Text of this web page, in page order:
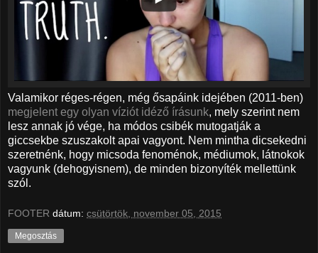
Valamikor réges-régen, még ősapáink idejében (2011-ben)
megjelent egy olyan víziót idéző írásunk, mely szerint nem
lesz annak jó vége, ha módos csibék mutogatják a
giccsekbe szuszakolt apai vagyont. Nem mintha dicsekedni
szeretnénk, hogy micsoda fenoménok, médiumok, látnokok
vagyunk (dehogyisnem), de minden bizonyíték mellettünk
szól.
FOOTER dátum: csütörtök, november 05, 2015
Megosztás